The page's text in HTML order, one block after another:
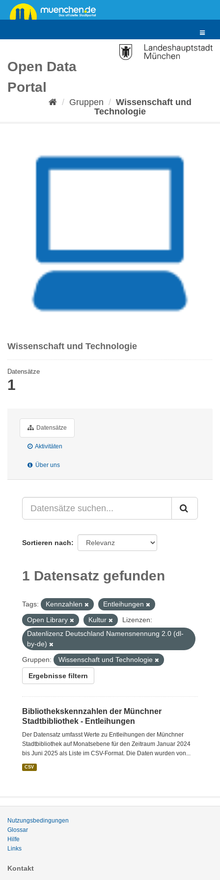
Überspringen
zum
Toggle
Open Data
Portal
Gruppen
Wissenschaft und
Technologie
Wissenschaft und Technologie
Datensätze
1
Datensätze
Aktivitäten
Über uns
Sortieren nach
1 Datensatz gefunden
Tags: Kennzahlen
Entleihungen
Open Library
Kultur
Lizenzen:
Datenlizenz Deutschland Namensnennung 2.0 (dl-
by-de)
Gruppen:
Wissenschaft und Technologie
Ergebnisse filtern
Bibliothekskennzahlen der Münchner
Stadtbibliothek - Entleihungen
Der Datensatz umfasst Werte zu Entleihungen der Münchner
Stadtbibliothek auf Monatsebene für den Zeitraum Januar 2024
bis Juni 2025 als Liste im CSV-Format. Die Daten wurden von...
CSV
Nutzungsbedingungen
Glossar
Hilfe
Links
Kontakt